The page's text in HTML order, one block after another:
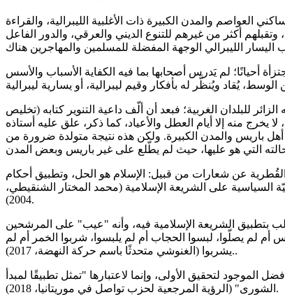
والمدن الكبيرة ذات الأغلبية الليبرالية، والقراءة
أكثر من غيرهم للتنوع الديني والعرقي، والدور الفاعل
أحيانًا؛ لم يَدرس أصحابها بما فيه الكفاية الأسباب والأسس
للبلدان الغربية؛ فبعد أن ألّف داعية التنوير كتابه (تخليص
منه إلا أيام العطل والأعياد، كما ذكر، علق عليه أستاذه
باريس والمدن الكبيرة. ولكن هذه نتيجة متولدة ضرورة من
القُطرية عن شعارات من قبيل: الإسلام هو الحل، وتطبيق أحكام
من شأن "الحريات العامة في الدولة الإسلامية" (راشد الغنوشي، 1993)، ومن تقديم الشرعيّة السياسية على الشريعة الإسلامية (محمد المختار الشنقيطي،
2004).
العثماني، 2009)، بل ورأت أن مجتمعنا ليس كافرًا حتى نطالب بتطبيق الشريعة الإسلامية فيه، وأنه "عيب" على المرشحين
أن الدولة ليس من مهمتها هل صلى الناس أم لم يصلّوا، لبسوا الحجاب أم لم يلبسوا، شربوا الخمر أم لم
يشربوا (الغنوشي متحدثًا باسم حركة النهضة، 2017)..
الموجود لتحقيق الأولى، وإنما لاعتبارها "تمثل تطبيقًا لمبدأ
الشورى" (الرؤية المرجعية لحزب تواصل في موريتانيا، 2018).